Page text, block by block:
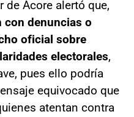
de Acore alertó que,
con denuncias o
oficial sobre
electorales,
pues ello podría
equivocado que
atentan contra